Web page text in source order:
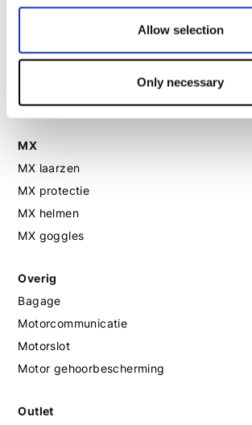
Allow selection
Only necessary
Motorhandschoenen dames
MX
MX laarzen
MX protectie
MX helmen
MX goggles
Overig
Bagage
Motorcommunicatie
Motorslot
Motor gehoorbescherming
Outlet